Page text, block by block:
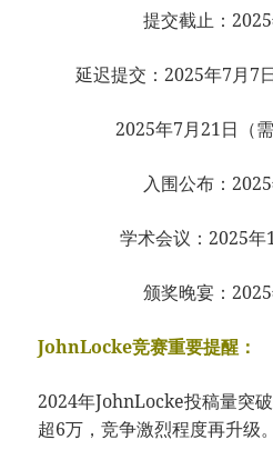
提交截止：
延迟提交：2025年7月7
2025年7月21日（
入围公布：
学术会议：2025年
颁奖晚宴：
JohnLocke竞赛重要提醒：
2024年JohnLocke投稿量突
超6万，竞争激烈程度再升级